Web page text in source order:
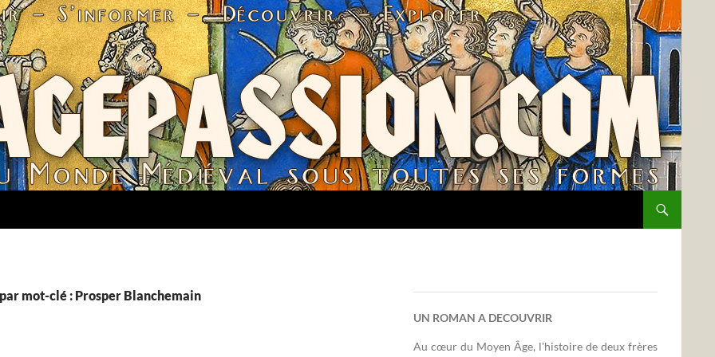
mot-clé : Prosper Blanchemain
UN ROMAN A DECOUVRIR
Au cœur du Moyen Âge, l'histoire de deux frères